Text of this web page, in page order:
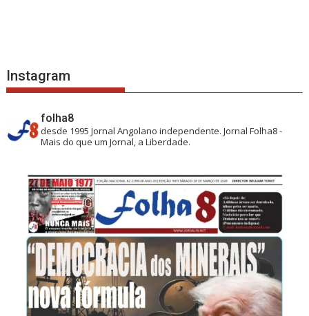
Instagram
folha8
desde 1995 Jornal Angolano independente.Jornal Folha8 -
Mais do que um Jornal, a Liberdade.